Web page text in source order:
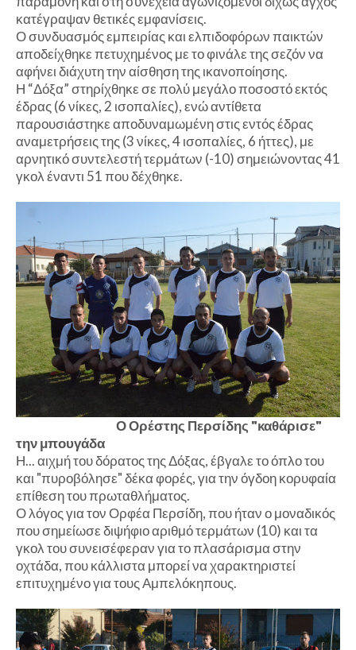
κατέγραψαν θετικές εμφανίσεις.
Ο συνδυασμός εμπειρίας και ελπιδοφόρων παικτών
αποδείχθηκε πετυχημένος με το φινάλε της σεζόν να
αφήνει διάχυτη την αίσθηση της ικανοποίησης.
Η “Δόξα” στηρίχθηκε σε πολύ μεγάλο ποσοστό εκτός
έδρας (6 νίκες, 2 ισοπαλίες), ενώ αντίθετα
παρουσιάστηκε αποδυναμωμένη στις εντός έδρας
αναμετρήσεις της (3 νίκες, 4 ισοπαλίες, 6 ήττες), με
αρνητικό συντελεστή τερμάτων (-10) σημειώνοντας 41
γκολ έναντι 51 που δέχθηκε.
Ο Ορέστης Περσίδης "καθάρισε"
την μπουγάδα
Η... αιχμή του δόρατος της Δόξας, έβγαλε το όπλο του
και "πυροβόλησε" δέκα φορές, για την όγδοη κορυφαία
επίθεση του πρωταθλήματος.
Ο λόγος για τον Ορφέα Περσίδη, που ήταν ο μοναδικός
που σημείωσε διψήφιο αριθμό τερμάτων (10) και τα
γκολ του συνεισέφεραν για το πλασάρισμα στην
οχτάδα, που κάλλιστα μπορεί να χαρακτηριστεί
επιτυχημένο για τους Αμπελόκηπους.